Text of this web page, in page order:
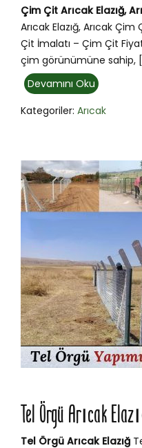
Çim Çit Arıcak Elazığ,
Arıcak Elazığ, Arıcak Çim
Çit İmalatı – Çim Çit
çim görünümüne sahip,
Devamını Oku
Kategoriler: Arıcak
Tel Örgü Arıcak
Tel Örgü Arıcak Elazığ